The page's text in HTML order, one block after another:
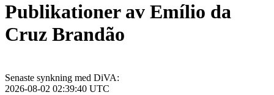
Publikationer av Emílio da
Cruz Brandão
Senaste synkning med DiVA:
2026-08-02 02:39:40 UTC